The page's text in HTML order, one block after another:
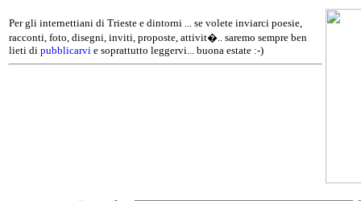
Per gli internettiani di Trieste e dintorni ... se volete inviarci poesie,
racconti, foto, disegni, inviti, proposte, attivit�.. saremo sempre ben
lieti di pubblicarvi e soprattutto leggervi... buona estate :-)